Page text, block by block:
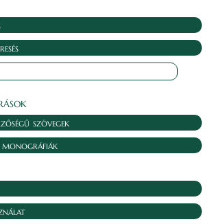
szövegek
monográfiák